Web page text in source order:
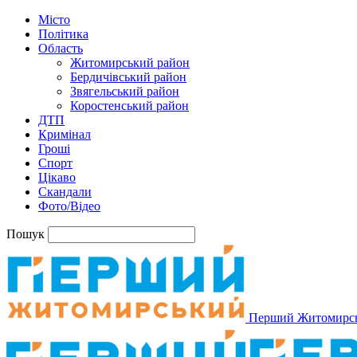
Місто
Політика
Область
Житомирський район
Бердичівський район
Звягельський район
Коростенський район
ДТП
Кримінал
Гроші
Спорт
Цікаво
Скандали
Фото/Відео
Пошук
Перший